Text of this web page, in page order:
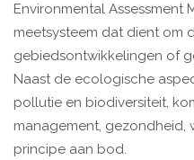
Environmental Assessment
meetsysteem dat dient om
gebiedsontwikkelingen of
Naast de ecologische
pollutie en biodiversiteit,
management, gezondheid,
principe aan bod.